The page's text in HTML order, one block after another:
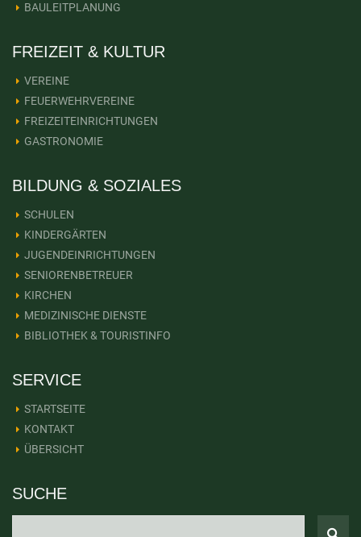
BAULEITPLANUNG
FREIZEIT & KULTUR
VEREINE
FEUERWEHRVEREINE
FREIZEITEINRICHTUNGEN
GASTRONOMIE
BILDUNG & SOZIALES
SCHULEN
KINDERGÄRTEN
JUGENDEINRICHTUNGEN
SENIORENBETREUER
KIRCHEN
MEDIZINISCHE DIENSTE
BIBLIOTHEK & TOURISTINFO
SERVICE
STARTSEITE
KONTAKT
ÜBERSICHT
SUCHE